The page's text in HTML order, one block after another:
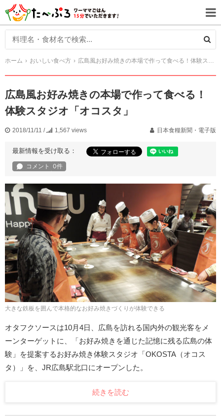
ホーム おいしい食べ方 広島風お好み焼きの本場で作って食べる！体験スタジオ「オコスタ」
広島風お好み焼きの本場で作って食べる！
体験スタジオ「オコスタ」
2018/11/11 / 1,567 views 日本食糧新聞・電子版
最新情報を受け取る：
大きな鉄板を囲んで本格的なお好み焼きづくりが体験できる
オタフクソースは10月4日、広島を訪れる国内外の観光客をメ
ーンターゲットに、「お好み焼きを通じた記憶に残る広島の体
験」を提案するお好み焼き体験スタジオ「OKOSTA（オコス
タ）」を、JR広島駅北口にオープンした。
続きを読む